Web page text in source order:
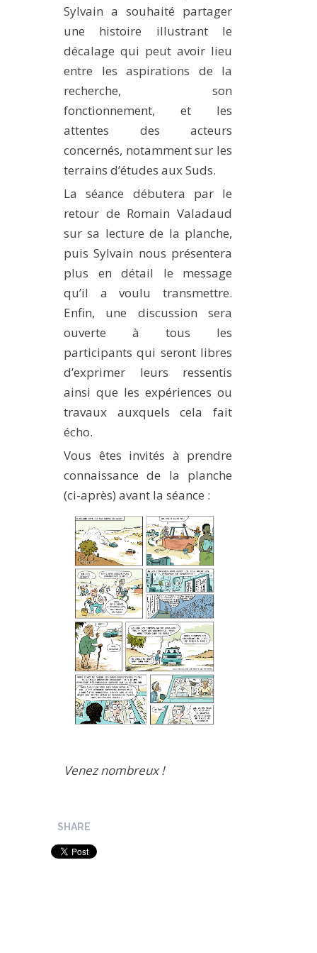
DOCTORAL TRAINING
THESES IN PROGRESS
PRODUCTION
METHODS AND TOOLS
SOFTWARE
WORKING PAPERS
THEMATIC NOTES
FOR THE PUBLIC
Sylvain a souhaité partager
une histoire illustrant le
décalage qui peut avoir lieu
entre les aspirations de la
recherche, son
fonctionnement, et les
attentes des acteurs
concernés, notamment sur les
terrains d’études aux Suds.
La séance débutera par le
retour de Romain Valadaud
sur sa lecture de la planche,
puis Sylvain nous présentera
plus en détail le message
qu’il a voulu transmettre.
Enfin, une discussion sera
ouverte à tous les
participants qui seront libres
d’exprimer leurs ressentis
ainsi que les expériences ou
travaux auxquels cela fait
écho.
Vous êtes invités à prendre
connaissance de la planche
(ci-après) avant la séance :
Venez nombreux !
SHARE